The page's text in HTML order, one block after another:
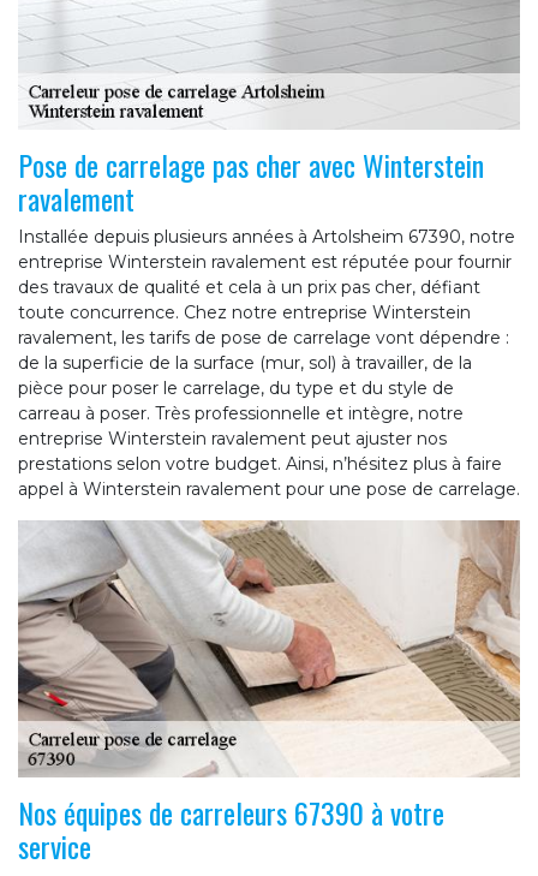
Pose de carrelage pas cher avec Winterstein
ravalement
Installée depuis plusieurs années à Artolsheim 67390, notre
entreprise Winterstein ravalement est réputée pour fournir
des travaux de qualité et cela à un prix pas cher, défiant
toute concurrence. Chez notre entreprise Winterstein
ravalement, les tarifs de pose de carrelage vont dépendre :
de la superficie de la surface (mur, sol) à travailler, de la
pièce pour poser le carrelage, du type et du style de
carreau à poser. Très professionnelle et intègre, notre
entreprise Winterstein ravalement peut ajuster nos
prestations selon votre budget. Ainsi, n’hésitez plus à faire
appel à Winterstein ravalement pour une pose de carrelage.
Nos équipes de carreleurs 67390 à votre
service